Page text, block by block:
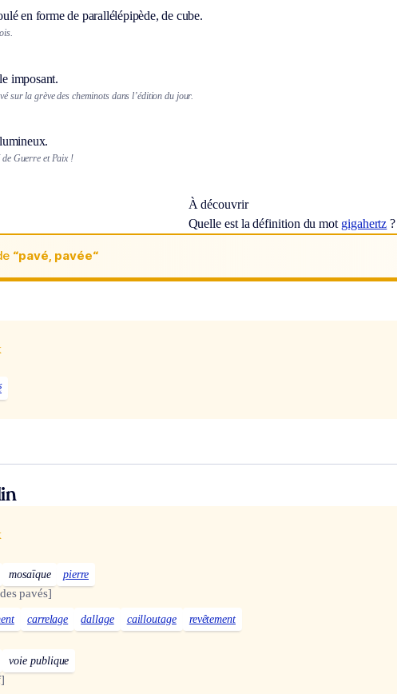
en forme de parallélépipède, de cube.
imposant.
sur la grève des cheminots dans l’édition du jour.
de Guerre et Paix !
À découvrir
Quelle est la définition du mot gigahertz ?
“pavé, pavée“
mosaïque pierre
pavés]
carrelage dallage cailloutage revêtement
voie publique